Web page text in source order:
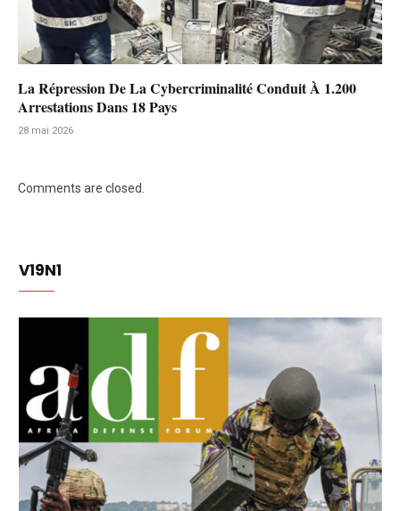
La Répression De La Cybercriminalité Conduit À 1.200
Arrestations Dans 18 Pays
28 mai 2026
Comments are closed.
V19N1